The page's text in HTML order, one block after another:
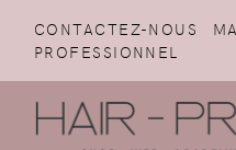
CONTACTEZ-NOUS
PROFESSIONNEL